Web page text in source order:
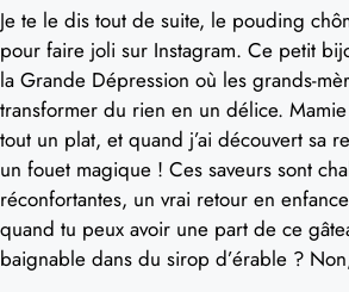
Je te le dis tout de suite, le pouding
pour faire joli sur Instagram. Ce petit
la Grande Dépression où les grands-
transformer du rien en un délice.
tout un plat, et quand j’ai découvert sa
un fouet magique ! Ces saveurs sont
réconfortantes, un vrai retour en
quand tu peux avoir une part de ce
baignable dans du sirop d’érable ?